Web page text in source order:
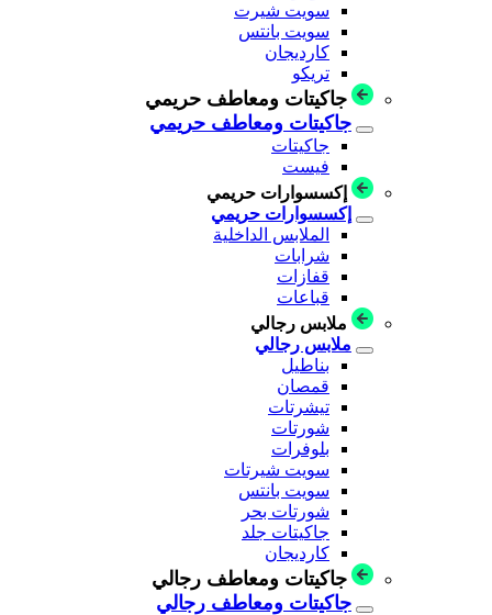
سويت شيرت
سويت بانتس
كارديجان
تريكو
جاكيتات ومعاطف حريمي
جاكيتات ومعاطف حريمي
جاكيتات
فيست
إكسسوارات حريمي
إكسسوارات حريمي
الملابس الداخلية
شرابات
قفازات
قباعات
ملابس رجالي
ملابس رجالي
بناطيل
قمصان
تيشرتات
شورتات
بلوفرات
سويت شيرتات
سويت بانتس
شورتات بحر
جاكيتات جلد
كارديجان
جاكيتات ومعاطف رجالي
جاكيتات ومعاطف رجالي